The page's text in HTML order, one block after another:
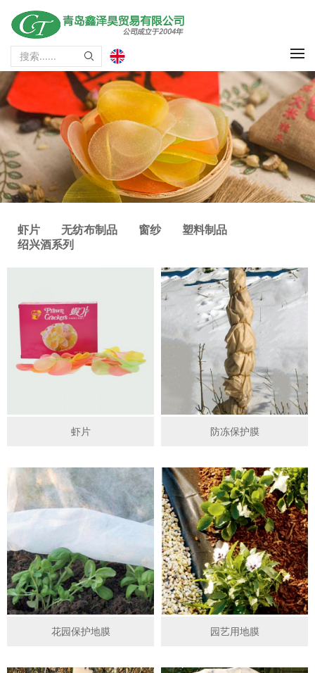
虾片 无纺布制品 窗纱
塑料制品
绍兴酒系列
虾片 防冻保护膜
花园保护地膜 园艺用地膜